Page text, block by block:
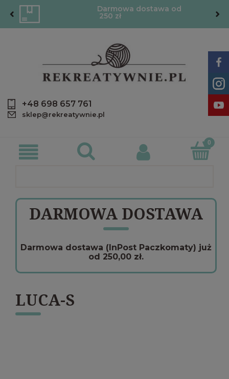
Darmowa dostawa od
250 zł
+48 698 657 761
sklep@rekreatywnie.pl
DARMOWA DOSTAWA
Darmowa dostawa (InPost Paczkomaty) już
od 250,00 zł.
LUCA-S